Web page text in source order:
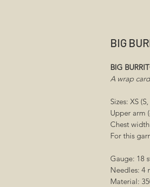
BIG
BIG
A wrap
Sizes: XS
Upper arm
Chest
For this
Gauge: 18
Needles: 4
Material: